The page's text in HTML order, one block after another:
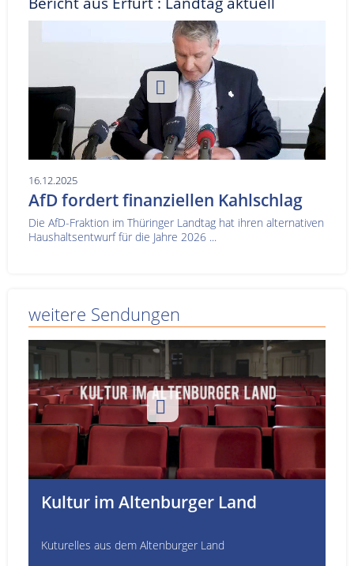
16.12.2025
AfD fordert finanziellen Kahlschlag
Die AfD-Fraktion im Thüringer Landtag hat ihren alternativen
Haushaltsentwurf für die Jahre 2026 ...
weitere Sendungen
Kultur im Altenburger Land
Kuturelles aus dem Altenburger Land